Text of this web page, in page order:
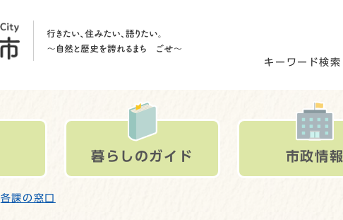
キーワード検索
暮らしのガイド 市政情報
各課の窓口